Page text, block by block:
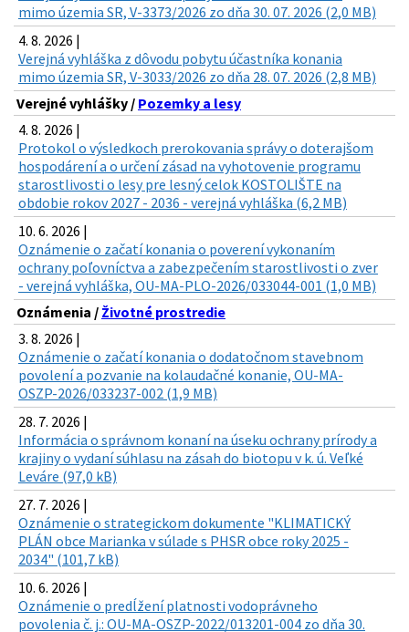
mimo územia SR, V-3373/2026 zo dňa 30. 07. 2026 (2,0 MB)
4. 8. 2026 |
Verejná vyhláška z dôvodu pobytu účastníka konania
mimo územia SR, V-3033/2026 zo dňa 28. 07. 2026 (2,8 MB)
Verejné vyhlášky / Pozemky a lesy
4. 8. 2026 |
Protokol o výsledkoch prerokovania správy o doterajšom
hospodárení a o určení zásad na vyhotovenie programu
starostlivosti o lesy pre lesný celok KOSTOLIŠTE na
obdobie rokov 2027 - 2036 - verejná vyhláška (6,2 MB)
10. 6. 2026 |
Oznámenie o začatí konania o poverení vykonaním
ochrany poľovníctva a zabezpečením starostlivosti o zver
- verejná vyhláška, OU-MA-PLO-2026/033044-001 (1,0 MB)
Oznámenia / Životné prostredie
3. 8. 2026 |
Oznámenie o začatí konania o dodatočnom stavebnom
povolení a pozvanie na kolaudačné konanie, OU-MA-
OSZP-2026/033237-002 (1,9 MB)
28. 7. 2026 |
Informácia o správnom konaní na úseku ochrany prírody a
krajiny o vydaní súhlasu na zásah do biotopu v k. ú. Veľké
Leváre (97,0 kB)
27. 7. 2026 |
Oznámenie o strategickom dokumente "KLIMATICKÝ
PLÁN obce Marianka v súlade s PHSR obce roky 2025 -
2034" (101,7 kB)
10. 6. 2026 |
Oznámenie o predĺžení platnosti vodoprávneho
povolenia č. j.: OU-MA-OSZP-2022/013201-004 zo dňa 30.